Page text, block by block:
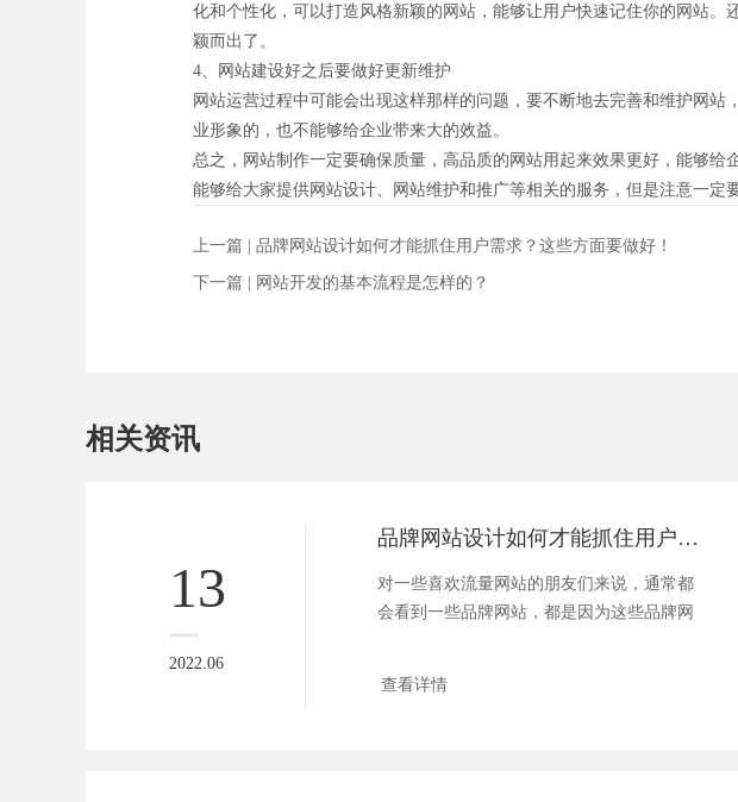
化和个性化，可以打造风格新颖的网站，能够让用户快速记住你的网站
颖而出了。
4、网站建设好之后要做好更新维护
网站运营过程中可能会出现这样那样的问题，要不断地去完善和维护网
业形象的，也不能够给企业带来大的效益。
总之，网站制作一定要确保质量，高品质的网站用起来效果更好，能够
能够给大家提供网站设计、网站维护和推广等相关的服务，但是注意一定
上一篇 | 品牌网站设计如何才能抓住用户需求？这些方面要做好！
下一篇 | 网站开发的基本流程是怎样的？
相关资讯
13
2022.06
品牌网站设计如何才能抓住用户需求？这些方面要做好！
对一些喜欢流量网站的朋友们来说，通常都
会看到一些品牌网站，都是因为这些品牌网
查看详情